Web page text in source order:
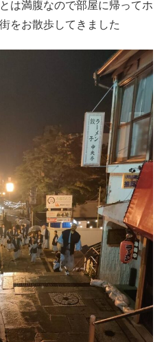
は満腹なので部屋に帰ってホ
をお散歩してきました